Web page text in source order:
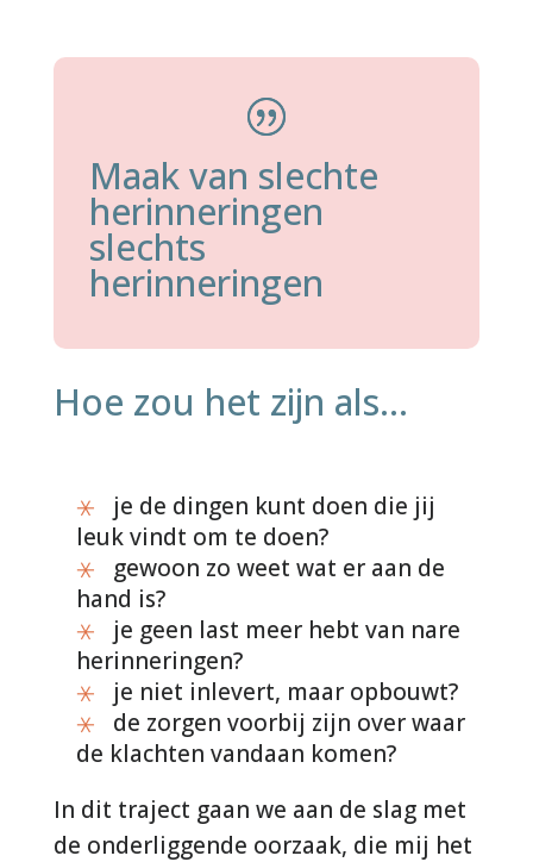
Maak van slechte
herinneringen
slechts
herinneringen
Hoe zou het zijn als...
je de dingen kunt doen die jij
leuk vindt om te doen?
gewoon zo weet wat er aan de
hand is?
je geen last meer hebt van nare
herinneringen?
je niet inlevert, maar opbouwt?
de zorgen voorbij zijn over waar
de klachten vandaan komen?
In dit traject gaan we aan de slag met
de onderliggende oorzaak, die mij het